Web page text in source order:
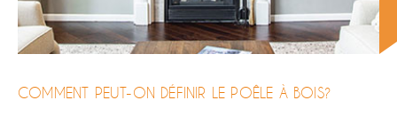
COMMENT PEUT-ON DÉFINIR LE POÊLE À BOIS?